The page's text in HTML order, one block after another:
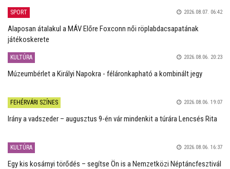
SPORT 2026.08.07. 06:42
Alaposan átalakul a MÁV Előre Foxconn női röplabdacsapatának
játékoskerete
KULTÚRA 2026.08.06. 20:23
Múzeumbérlet a Királyi Napokra - féláronkapható a kombinált jegy
FEHÉRVÁRI SZÍNES 2026.08.06. 19:07
Irány a vadszeder – augusztus 9-én vár mindenkit a túrára Lencsés Rita
KULTÚRA 2026.08.06. 16:37
Egy kis kosárnyi törődés – segítse Ön is a Nemzetközi Néptáncfesztivál